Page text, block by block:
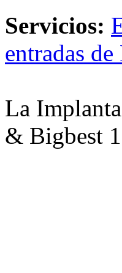
Servicios:
entradas
La
& Bigbest